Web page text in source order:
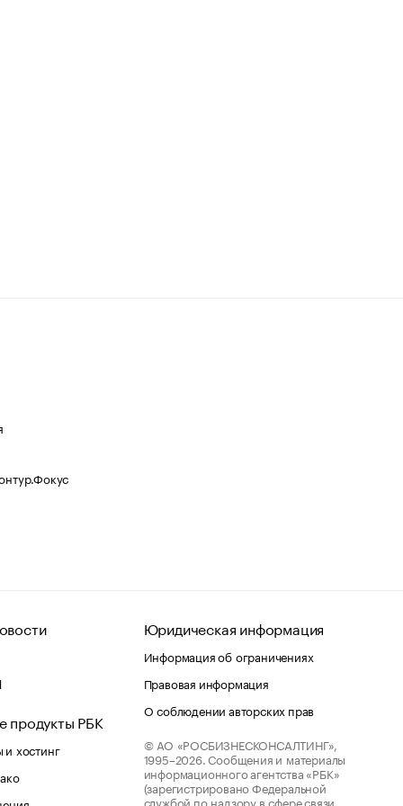
продукты РБК
хостинг
Юридическая информация
Информация об ограничениях
Правовая информация
О соблюдении авторских прав
© АО «РОСБИЗНЕСКОНСАЛТИНГ»,
1995–2026. Сообщения и материалы
информационного агентства «РБК»
(зарегистрировано Федеральной
службой по надзору в сфере связи,